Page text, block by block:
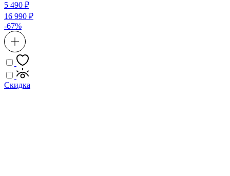
5 490 ₽
16 990 ₽
-67%
Скидка